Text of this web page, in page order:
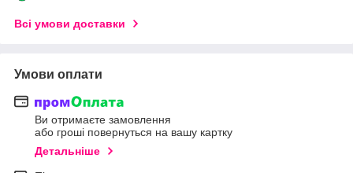
Всі умови доставки
Умови оплати
Ви отримаєте замовлення
або гроші повернуться на вашу картку
Детальніше